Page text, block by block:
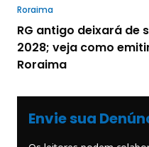
Roraima
RG antigo deixará de
2028; veja como
Roraima
Envie sua